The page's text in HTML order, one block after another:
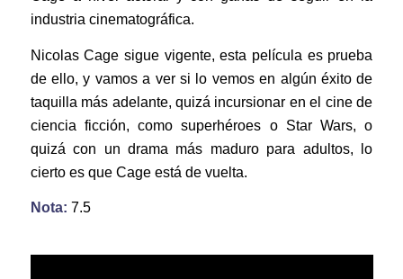
industria cinematográfica.
Nicolas Cage sigue vigente, esta película es prueba
de ello, y vamos a ver si lo vemos en algún éxito de
taquilla más adelante, quizá incursionar en el cine de
ciencia ficción, como superhéroes o Star Wars, o
quizá con un drama más maduro para adultos, lo
cierto es que Cage está de vuelta.
Nota: 7.5